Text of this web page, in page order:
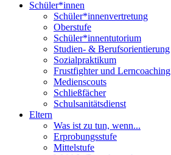
Schüler*innen
Schüler*innenvertretung
Oberstufe
Schüler*innentutorium
Studien- & Berufsorientierung
Sozialpraktikum
Frustfighter und Lerncoaching
Medienscouts
Schließfächer
Schulsanitätsdienst
Eltern
Was ist zu tun, wenn...
Erprobungsstufe
Mittelstufe